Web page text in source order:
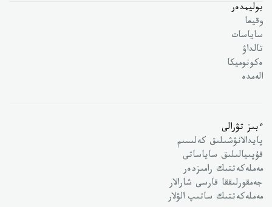
بوليمدەر
وقيعا
ساياسات
تالداۋ
ەكونوميكا
الەمدە
ءبىز تۋرالى
پايدالانۋشىلىق كەلىسىم
قۇپىيالىلىق ساياساتى
مەملەكەتتىك رامىزدەر
جەمقورلىققا قارسى شارالار
مەملەكەتتىك ساتىپ الۋلار